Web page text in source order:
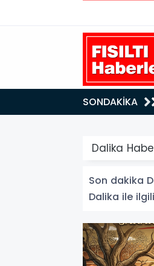
SONDAKİKA
Dalika
Son dakika
Dalika ile